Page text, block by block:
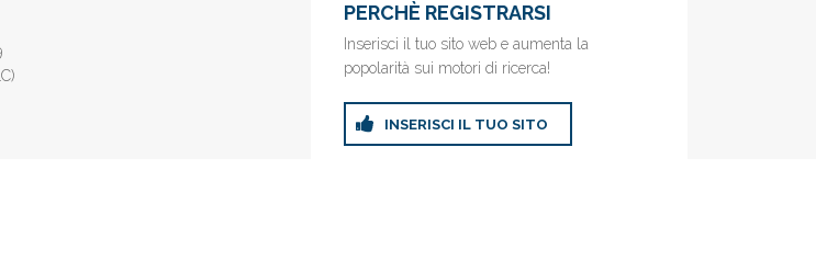
PERCHÈ REGISTRARSI
Inserisci il tuo sito web e aumenta la
popolarità sui motori di ricerca!
INSERISCI IL TUO SITO